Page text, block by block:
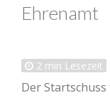
Ehrenamt
2 min Lesezeit
Der